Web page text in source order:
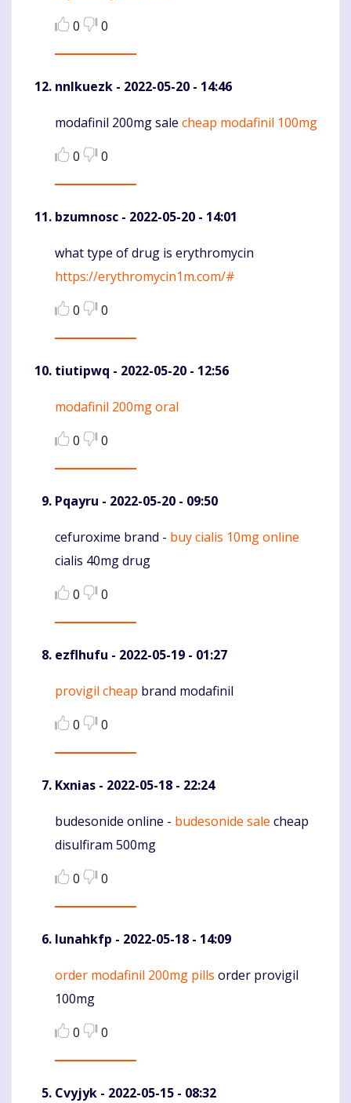
0
0
nnlkuezk - 2022-05-20 - 14:46
Komentaras
modafinil 200mg sale cheap modafinil 100mg
0
0
bzumnosc - 2022-05-20 - 14:01
Komentaras
what type of drug is erythromycin
https://erythromycin1m.com/#
0
0
tiutipwq - 2022-05-20 - 12:56
Komentaras
modafinil 200mg oral
0
0
Pqayru - 2022-05-20 - 09:50
Komentaras
cefuroxime brand - buy cialis 10mg online
cialis 40mg drug
0
0
ezflhufu - 2022-05-19 - 01:27
Komentaras
provigil cheap brand modafinil
0
0
Kxnias - 2022-05-18 - 22:24
Komentaras
budesonide online - budesonide sale cheap
disulfiram 500mg
0
0
lunahkfp - 2022-05-18 - 14:09
Komentaras
order modafinil 200mg pills order provigil
100mg
0
0
Cvyjyk - 2022-05-15 - 08:32